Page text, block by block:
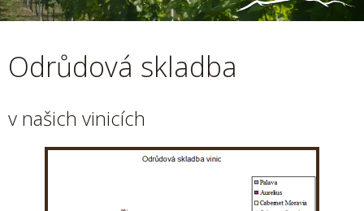
Odrůdová skladba
v našich vinicích